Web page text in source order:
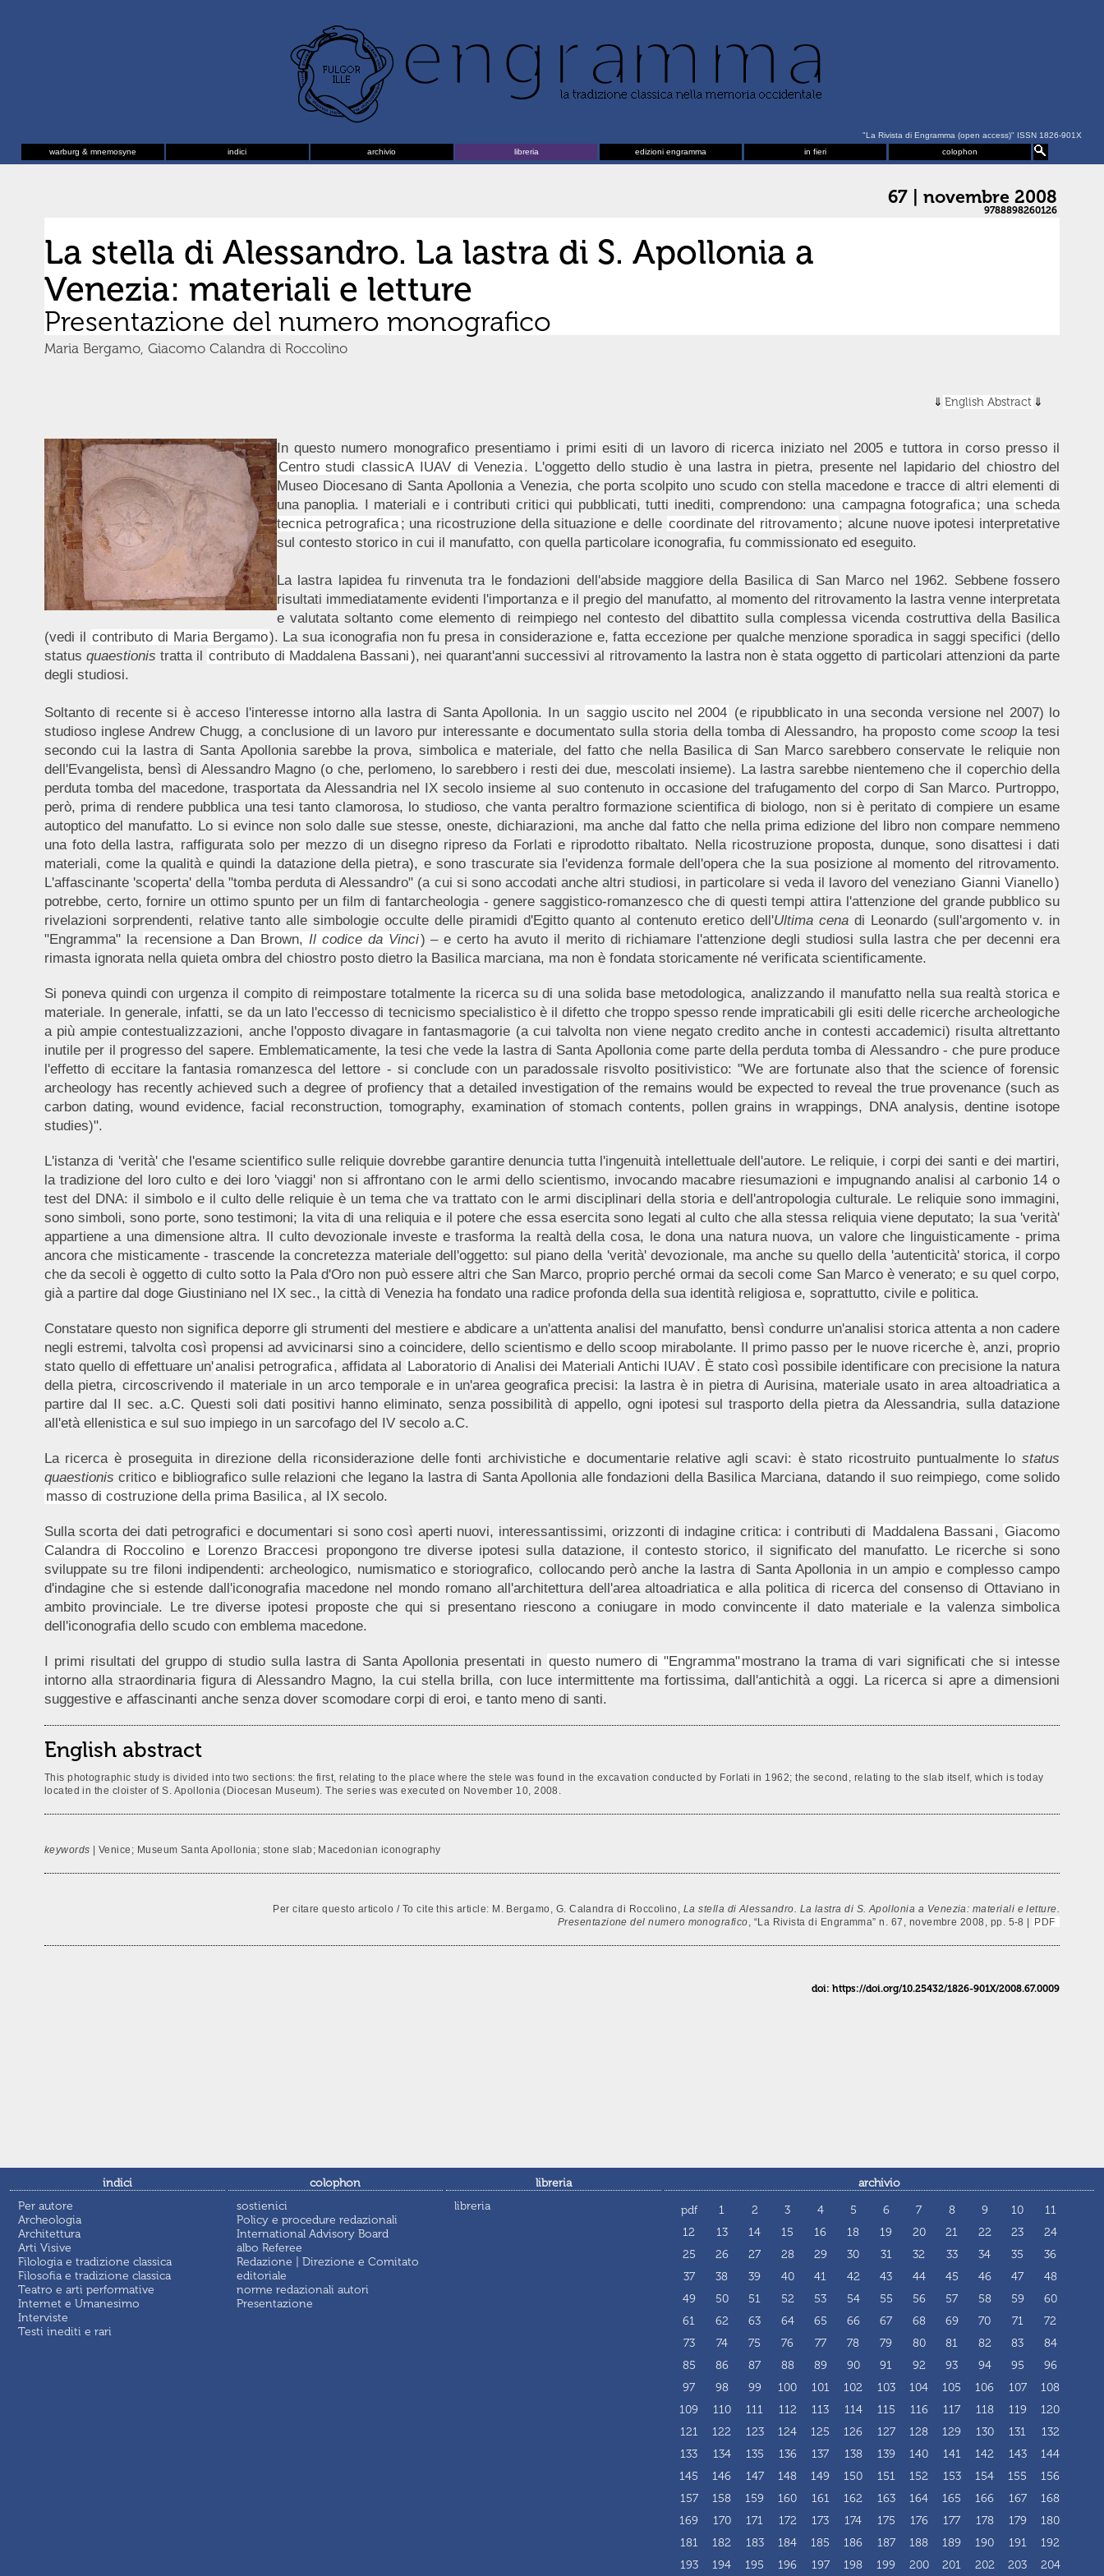
"La Rivista di Engramma (open access)" ISSN 1826-901X
warburg & mnemosyne
indici archivio libreria edizioni engramma in fieri colophon
67 | novembre 2008
9788898260126
La stella di Alessandro. La lastra di S. Apollonia a
Venezia: materiali e letture
Presentazione del numero monografico
Maria Bergamo, Giacomo Calandra di Roccolino
English Abstract
In questo numero monografico presentiamo i primi esiti di un lavoro di ricerca iniziato nel 2005 e tuttora in corso presso il
Centro studi classicA IUAV di Venezia. L'oggetto dello studio è una lastra in pietra, presente nel lapidario del chiostro del
Museo Diocesano di Santa Apollonia a Venezia, che porta scolpito uno scudo con stella macedone e tracce di altri elementi di
una panoplia. I materiali e i contributi critici qui pubblicati, tutti inediti, comprendono: una campagna fotografica; una scheda
tecnica petrografica; una ricostruzione della situazione e delle coordinate del ritrovamento; alcune nuove ipotesi interpretative
sul contesto storico in cui il manufatto, con quella particolare iconografia, fu commissionato ed eseguito.
La lastra lapidea fu rinvenuta tra le fondazioni dell'abside maggiore della Basilica di San Marco nel 1962. Sebbene fossero
risultati immediatamente evidenti l'importanza e il pregio del manufatto, al momento del ritrovamento la lastra venne interpretata
e valutata soltanto come elemento di reimpiego nel contesto del dibattito sulla complessa vicenda costruttiva della Basilica
(vedi il contributo di Maria Bergamo). La sua iconografia non fu presa in considerazione e, fatta eccezione per qualche menzione sporadica in saggi specifici (dello
status quaestionistratta il contributo di Maddalena Bassani), nei quarant'anni successivi al ritrovamento la lastra non è stata oggetto di particolari attenzioni da parte
degli studiosi.
Soltanto di recente si è acceso l'interesse intorno alla lastra di Santa Apollonia. In un saggio uscito nel 2004 (e ripubblicato in una seconda versione nel 2007) lo
studioso inglese Andrew Chugg, a conclusione di un lavoro pur interessante e documentato sulla storia della tomba di Alessandro, ha proposto come scoopla tesi
secondo cui la lastra di Santa Apollonia sarebbe la prova, simbolica e materiale, del fatto che nella Basilica di San Marco sarebbero conservate le reliquie non
dell'Evangelista, bensì di Alessandro Magno (o che, perlomeno, lo sarebbero i resti dei due, mescolati insieme). La lastra sarebbe nientemeno che il coperchio della
perduta tomba del macedone, trasportata da Alessandria nel IX secolo insieme al suo contenuto in occasione del trafugamento del corpo di San Marco. Purtroppo,
però, prima di rendere pubblica una tesi tanto clamorosa, lo studioso, che vanta peraltro formazione scientifica di biologo, non si è peritato di compiere un esame
autoptico del manufatto. Lo si evince non solo dalle sue stesse, oneste, dichiarazioni, ma anche dal fatto che nella prima edizione del libro non compare nemmeno
una foto della lastra, raffigurata solo per mezzo di un disegno ripreso da Forlati e riprodotto ribaltato. Nella ricostruzione proposta, dunque, sono disattesi i dati
materiali, come la qualità e quindi la datazione della pietra), e sono trascurate sia l'evidenza formale dell'opera che la sua posizione al momento del ritrovamento.
L'affascinante 'scoperta' della "tomba perduta di Alessandro" (a cui si sono accodati anche altri studiosi, in particolare si veda il lavoro del veneziano Gianni Vianello)
potrebbe, certo, fornire un ottimo spunto per un film di fantarcheologia - genere saggistico-romanzesco che di questi tempi attira l'attenzione del grande pubblico su
rivelazioni sorprendenti, relative tanto alle simbologie occulte delle piramidi d'Egitto quanto al contenuto eretico dell'Ultima cena di Leonardo (sull'argomento v. in
"Engramma" la recensione a Dan Brown, Il codice da Vinci) – e certo ha avuto il merito di richiamare l'attenzione degli studiosi sulla lastra che per decenni era
rimasta ignorata nella quieta ombra del chiostro posto dietro la Basilica marciana, ma non è fondata storicamente né verificata scientificamente.
Si poneva quindi con urgenza il compito di reimpostare totalmente la ricerca su di una solida base metodologica, analizzando il manufatto nella sua realtà storica e
materiale. In generale, infatti, se da un lato l'eccesso di tecnicismo specialistico è il difetto che troppo spesso rende impraticabili gli esiti delle ricerche archeologiche
a più ampie contestualizzazioni, anche l'opposto divagare in fantasmagorie (a cui talvolta non viene negato credito anche in contesti accademici) risulta altrettanto
inutile per il progresso del sapere. Emblematicamente, la tesi che vede la lastra di Santa Apollonia come parte della perduta tomba di Alessandro - che pure produce
l'effetto di eccitare la fantasia romanzesca del lettore - si conclude con un paradossale risvolto positivistico: "We are fortunate also that the science of forensic
archeology has recently achieved such a degree of profiency that a detailed investigation of the remains would be expected to reveal the true provenance (such as
carbon dating, wound evidence, facial reconstruction, tomography, examination of stomach contents, pollen grains in wrappings, DNA analysis, dentine isotope
studies)".
L'istanza di 'verità' che l'esame scientifico sulle reliquie dovrebbe garantire denuncia tutta l'ingenuità intellettuale dell'autore. Le reliquie, i corpi dei santi e dei martiri,
la tradizione del loro culto e dei loro 'viaggi' non si affrontano con le armi dello scientismo, invocando macabre riesumazioni e impugnando analisi al carbonio 14 o
test del DNA: il simbolo e il culto delle reliquie è un tema che va trattato con le armi disciplinari della storia e dell'antropologia culturale. Le reliquie sono immagini,
sono simboli, sono porte, sono testimoni; la vita di una reliquia e il potere che essa esercita sono legati al culto che alla stessa reliquia viene deputato; la sua 'verità'
appartiene a una dimensione altra. Il culto devozionale investe e trasforma la realtà della cosa, le dona una natura nuova, un valore che linguisticamente - prima
ancora che misticamente - trascende la concretezza materiale dell'oggetto: sul piano della 'verità' devozionale, ma anche su quello della 'autenticità' storica, il corpo
che da secoli è oggetto di culto sotto la Pala d'Oro non può essere altri che San Marco, proprio perché ormai da secoli come San Marco è venerato; e su quel corpo,
già a partire dal doge Giustiniano nel IX sec., la città di Venezia ha fondato una radice profonda della sua identità religiosa e, soprattutto, civile e politica.
Constatare questo non significa deporre gli strumenti del mestiere e abdicare a un'attenta analisi del manufatto, bensì condurre un'analisi storica attenta a non cadere
negli estremi, talvolta così propensi ad avvicinarsi sino a coincidere, dello scientismo e dello scoop mirabolante. Il primo passo per le nuove ricerche è, anzi, proprio
stato quello di effettuare un'analisi petrografica, affidata al Laboratorio di Analisi dei Materiali Antichi IUAV. È stato così possibile identificare con precisione la natura
della pietra, circoscrivendo il materiale in un arco temporale e in un'area geografica precisi: la lastra è in pietra di Aurisina, materiale usato in area altoadriatica a
partire dal II sec. a.C. Questi soli dati positivi hanno eliminato, senza possibilità di appello, ogni ipotesi sul trasporto della pietra da Alessandria, sulla datazione
all'età ellenistica e sul suo impiego in un sarcofago del IV secolo a.C.
La ricerca è proseguita in direzione della riconsiderazione delle fonti archivistiche e documentarie relative agli scavi: è stato ricostruito puntualmente lostatus
quaestionis critico e bibliografico sulle relazioni che legano la lastra di Santa Apollonia alle fondazioni della Basilica Marciana, datando il suo reimpiego, come solido
masso di costruzione della prima Basilica, al IX secolo.
Sulla scorta dei dati petrografici e documentari si sono così aperti nuovi, interessantissimi, orizzonti di indagine critica: i contributi di Maddalena Bassani , Giacomo
Calandra di Roccolino e Lorenzo Braccesi
propongono tre diverse ipotesi sulla datazione, il contesto storico, il significato del manufatto. Le ricerche si sono
sviluppate su tre filoni indipendenti: archeologico, numismatico e storiografico, collocando però anche la lastra di Santa Apollonia in un ampio e complesso campo
d'indagine che si estende dall'iconografia macedone nel mondo romano all'architettura dell'area altoadriatica e alla politica di ricerca del consenso di Ottaviano in
ambito provinciale. Le tre diverse ipotesi proposte che qui si presentano riescono a coniugare in modo convincente il dato materiale e la valenza simbolica
dell'iconografia dello scudo con emblema macedone.
I primi risultati del gruppo di studio sulla lastra di Santa Apollonia presentati in questo numero di "Engramma"mostrano la trama di vari significati che si intesse
intorno alla straordinaria figura di Alessandro Magno, la cui stella brilla, con luce intermittente ma fortissima, dall'antichità a oggi. La ricerca si apre a dimensioni
suggestive e affascinanti anche senza dover scomodare corpi di eroi, e tanto meno di santi.
English abstract
This photographic study is divided into two sections: the first, relating to the place where the stele was found in the excavation conducted by Forlati in 1962; the second, relating to the slab itself, which is today
located in the cloister of S. Apollonia (Diocesan Museum). The series was executed on November 10, 2008.
keywords | Venice; Museum Santa Apollonia; stone slab; Macedonian iconography
Per citare questo articolo / To cite this article: M. Bergamo, G. Calandra di Roccolino, La stella di Alessandro. La lastra di S. Apollonia a Venezia: materiali e letture.
Presentazione del numero monografico , “La Rivista di Engramma” n. 67, novembre 2008, pp. 5-8 | PDF
doi: https://doi.org/10.25432/1826-901X/2008.67.0009
indici
Per autore
Archeologia
Architettura
Arti Visive
Filologia e tradizione classica
Filosofia e tradizione classica
Teatro e arti performative
Internet e Umanesimo
Interviste
Testi inediti e rari
colophon
sostienici
Policy e procedure redazionali
International Advisory Board
albo Referee
Redazione | Direzione e Comitato
editoriale
norme redazionali autori
Presentazione
libreria
libreria
archivio
pdf
1 2 3 4 5 6 7 8 9 10
11
12
13 14 15 16 18 19 20 21 22 23
24
25
26 27 28 29 30 31 32 33 34 35
36
37
38 39 40 41 42 43 44 45 46 47
48
49
50 51 52 53 54 55 56 57 58 59
60
61
62 63 64 65 66 67 68 69 70 71
72
73
74 75 76 77 78 79 80 81 82 83
84
85
86 87 88 89 90 91 92 93 94 95
96
97
98 99 100 101 102 103 104 105 106 107
108
109
110 111 112 113 114 115 116 117 118 119
120
121
122 123 124 125 126 127 128 129 130 131
132
133
134 135 136 137 138 139 140 141 142 143
144
145
146 147 148 149 150 151 152 153 154 155
156
157
158 159 160 161 162 163 164 165 166 167
168
169
170 171 172 173 174 175 176 177 178 179
180
181
182 183 184 185 186 187 188 189 190 191
192
193
194 195 196 197 198 199 200 201 202 203 204